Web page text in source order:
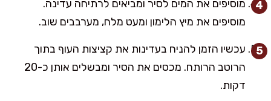
מוסיפים את המים לסיר ומביאים לרתיחה עדינה.
מוסיפים את מיץ הלימון ומעט מלח, מערבבים שוב.
עכשיו הזמן להניח בעדינות את קציצות העוף בתוך
הרוטב הרותח. מכסים את הסיר ומבשלים אותן כ-20
דקות.